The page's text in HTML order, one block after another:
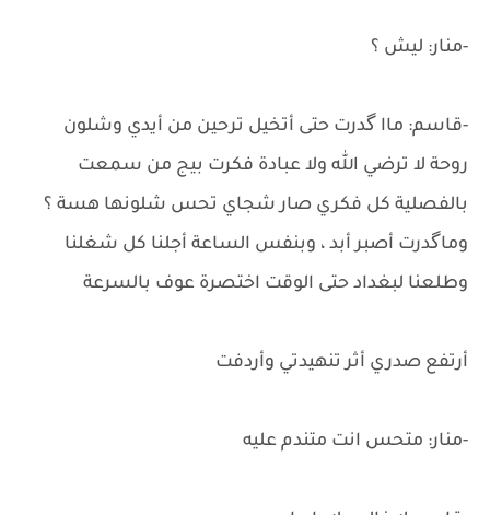
-منار: ليش ؟
-قاسم: ماا گدرت حتى أتخيل ترحين من أيدي وشلون
روحة لا ترضي الله ولا عبادة فكرت بيج من سمعت
بالفصلية كل فكري صار شجاي تحس شلونها هسة ؟
وماگدرت أصبر أبد ، وبنفس الساعة أجلنا كل شغلنا
وطلعنا لبغداد حتى الوقت اختصرة عوف بالسرعة
أرتفع صدري أثر تنهيدتي وأردفت
-منار: متحس انت متندم عليه